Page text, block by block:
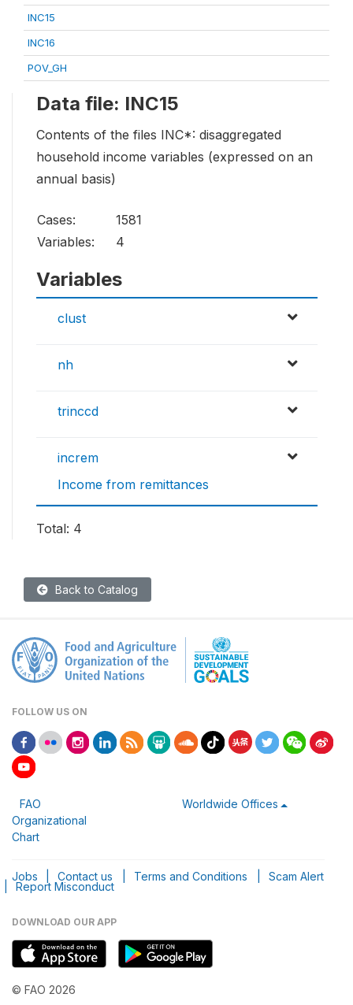
INC15
INC16
POV_GH
Data file: INC15
Contents of the files INC*: disaggregated
household income variables (expressed on an
annual basis)
Cases:
1581
Variables:
4
Variables
clust
nh
trinccd
increm
Income from remittances
Total: 4
Back to Catalog
FOLLOW US ON
FAO
Organizational
Chart
Worldwide Offices
Jobs Contact us Terms and Conditions Scam Alert
Report Misconduct
DOWNLOAD OUR APP
© FAO 2026